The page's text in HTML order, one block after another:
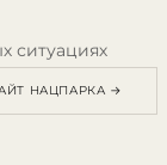
ситуациях
НАЦПАРКА →